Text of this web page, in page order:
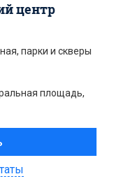
центр
парки и скверы
площадь,